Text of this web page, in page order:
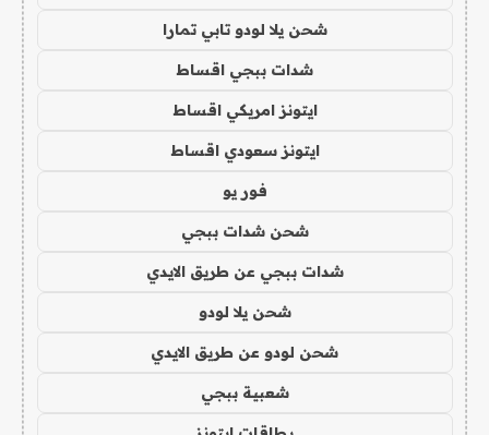
شحن يلا لودو تابي تمارا
شدات ببجي اقساط
ايتونز امريكي اقساط
ايتونز سعودي اقساط
فور يو
شحن شدات ببجي
شدات ببجي عن طريق الايدي
شحن يلا لودو
شحن لودو عن طريق الايدي
شعبية ببجي